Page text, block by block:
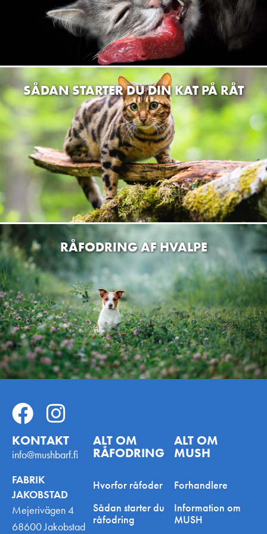
Top Tailz Hundesalon
Mikkelstrupvej 122 9870 Aggersborg
Dyrenes Butik Midtjylland ApS
E. Christensens Vej 7, 7430 Ikast
MiniZoo Tårnby, Amager
Tårnby Torv 7, 2770 Kastrup, Danmark
MiniZoo Valby
Valby Torvegade 13, 2500 København, Danmark
MiniZoo Huntershop Islands Brygge
Njalsgade 24, 2300 København, Danmark
Den Grønne Pote
Ordrupvej 65, st. tv, 2920 Charlottenlund, Danmark
MiniZoo Vanløse ApS
Vanløse Torv 1 - Kronen Butikscenter, 2720 København,
Danmark
4Benede Venner
Amagerbrogade 13, 2300 København S, Danmark
Miljøfoder A/S
Rømersvej 3, 7430 Ikast, Danmark
Agroland Snejbjerg
Snerlundvej 2, Snejbjerg 7400 Herning, Danmark
PetsPerfect
Kliplev Erhvervspark 38, 6200 Aabenraa, Danmark
Chew Chew ApS
Strandvænget 1, 2791 Dragør, Danmark
Hundebutikken Vallensbæk – Alt til hund
SÅDAN STARTER DU DIN KAT PÅ RÅT
RÅFODRING AF HVALPE
KONTAKT
info@mushbarf.fi
FABRIK
JAKOBSTAD
Mejerivägen 4
68600 Jakobstad
ALT OM
RÅFODRING
Hvorfor råfoder
Sådan starter du
råfodring
ALT OM
MUSH
Forhandlere
Information om
MUSH